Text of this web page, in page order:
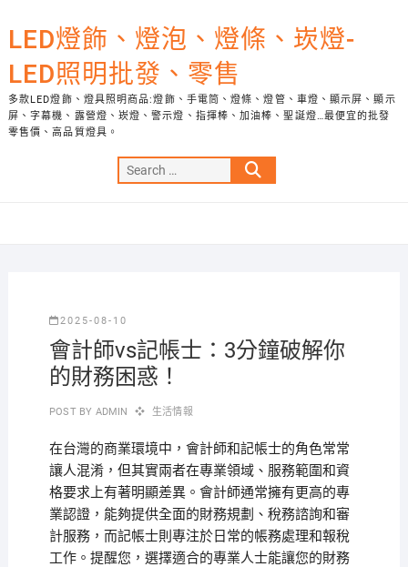
to
content
LED燈飾、燈泡、燈條、崁燈-
LED照明批發、零售
多款LED燈飾、燈具照明商品:燈飾、手電筒、燈條、燈管、車燈、顯示屏、顯示
屏、字幕機、露營燈、崁燈、警示燈、指揮棒、加油棒、聖誕燈…最便宜的批發
零售價、高品質燈具。
Search
…
2025-08-10
會計師vs記帳士：3分鐘破解你
的財務困惑！
POST BY ADMIN 生活情報
在台灣的商業環境中，會計師和記帳士的角色常常
讓人混淆，但其實兩者在專業領域、服務範圍和資
格要求上有著明顯差異。會計師通常擁有更高的專
業認證，能夠提供全面的財務規劃、稅務諮詢和審
計服務，而記帳士則專注於日常的帳務處理和報稅
工作。 提醒您，選擇適合的專業人士能讓您的財務